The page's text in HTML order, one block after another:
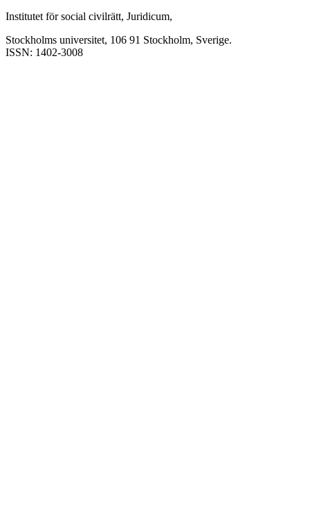
Institutet för social civilrätt, Juridicum,
Stockholms universitet, 106 91 Stockholm, Sverige.
ISSN: 1402-3008